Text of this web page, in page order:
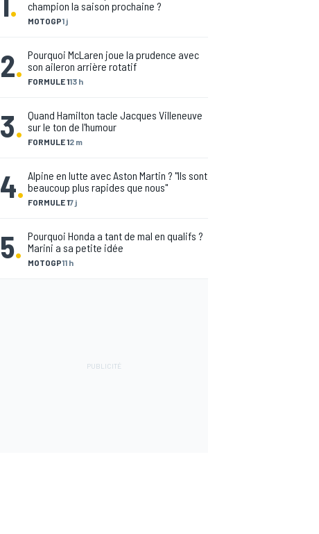
MOTOGP1 j
champion la saison prochaine ?
2. FORMULE 113 h
Pourquoi McLaren joue la prudence avec
son aileron arrière rotatif
3. FORMULE 12 m
Quand Hamilton tacle Jacques Villeneuve
sur le ton de l'humour
4. FORMULE 17 j
Alpine en lutte avec Aston Martin ? "Ils sont
beaucoup plus rapides que nous"
5. MOTOGP11 h
Pourquoi Honda a tant de mal en qualifs ?
Marini a sa petite idée